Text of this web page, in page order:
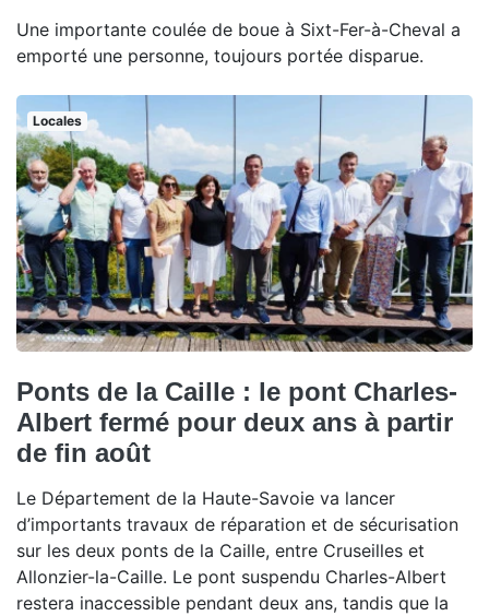
Une importante coulée de boue à Sixt-Fer-à-Cheval a
emporté une personne, toujours portée disparue.
Locales
Ponts de la Caille : le pont Charles-
Albert fermé pour deux ans à partir
de fin août
Le Département de la Haute-Savoie va lancer
d’importants travaux de réparation et de sécurisation
sur les deux ponts de la Caille, entre Cruseilles et
Allonzier-la-Caille. Le pont suspendu Charles-Albert
restera inaccessible pendant deux ans, tandis que la